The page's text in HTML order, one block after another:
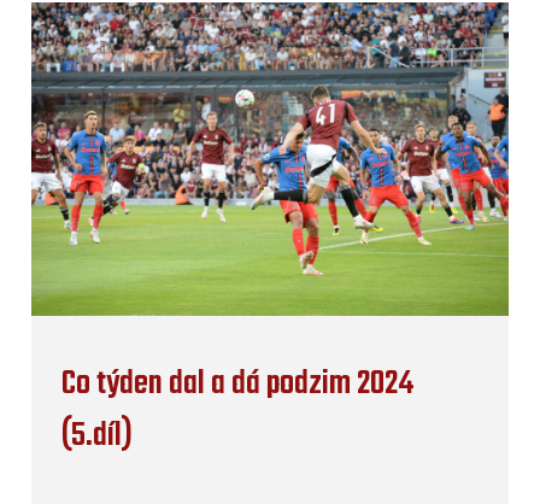
Co týden dal a dá podzim 2024
(5.díl)